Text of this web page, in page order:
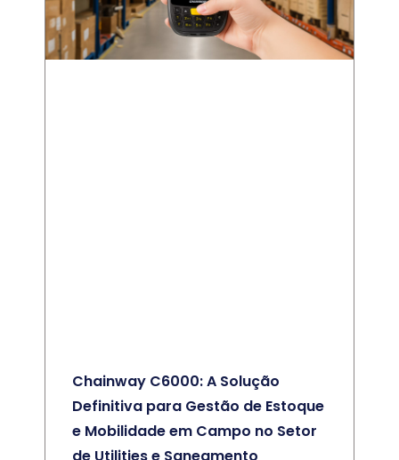
Chainway C6000: A Solução
Definitiva para Gestão de Estoque
e Mobilidade em Campo no Setor